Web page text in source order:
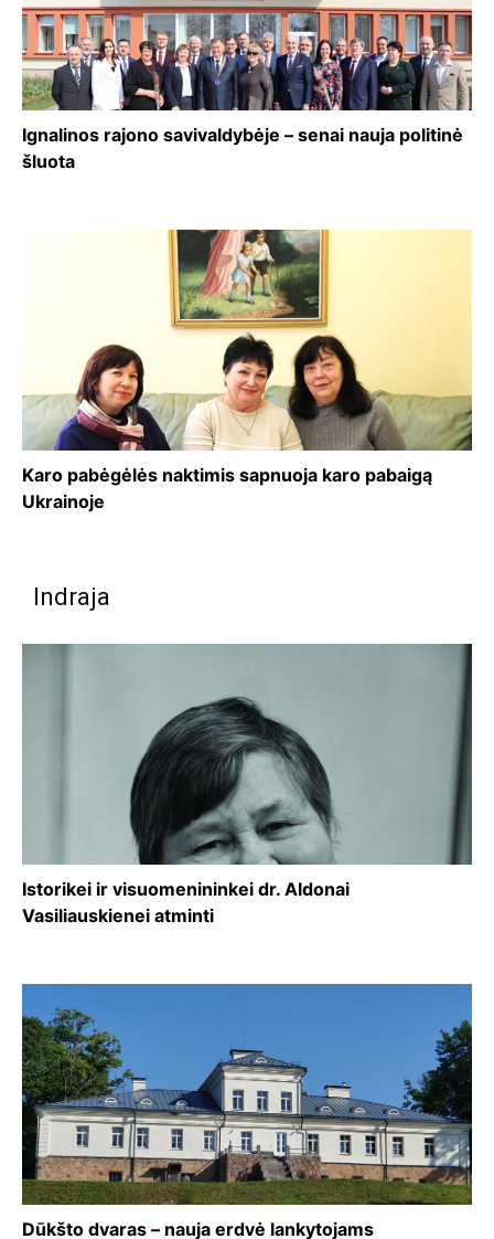
Ignalinos rajono savivaldybėje – senai nauja politinė
šluota
Karo pabėgėlės naktimis sapnuoja karo pabaigą
Ukrainoje
Indraja
Istorikei ir visuomenininkei dr. Aldonai
Vasiliauskienei atminti
Dūkšto dvaras – nauja erdvė lankytojams